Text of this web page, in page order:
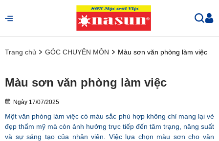
Trang chủ GÓC CHUYÊN MÔN Màu sơn văn phòng làm việc
Màu sơn văn phòng làm việc
Ngày 17/07/2025
Một văn phòng làm việc có màu sắc phù hợp không chỉ mang lại vẻ
đẹp thẩm mỹ mà còn ảnh hưởng trực tiếp đến tâm trạng, năng suất
và sự sáng tạo của nhân viên. Việc lựa chọn màu sơn cho văn